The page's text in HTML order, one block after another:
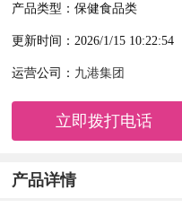
产品类型：保健食品类
更新时间：2026/1/15 10:22:54
运营公司： 九港集团
立即拨打电话
产品详情